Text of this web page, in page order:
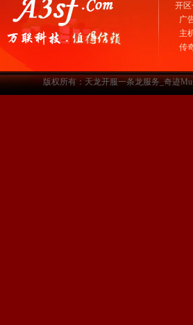
开
广
主
传
版权所有：天龙开服一条龙服务_奇迹